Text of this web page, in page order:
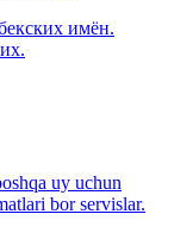
имён.
uy uchun
bor servislar.